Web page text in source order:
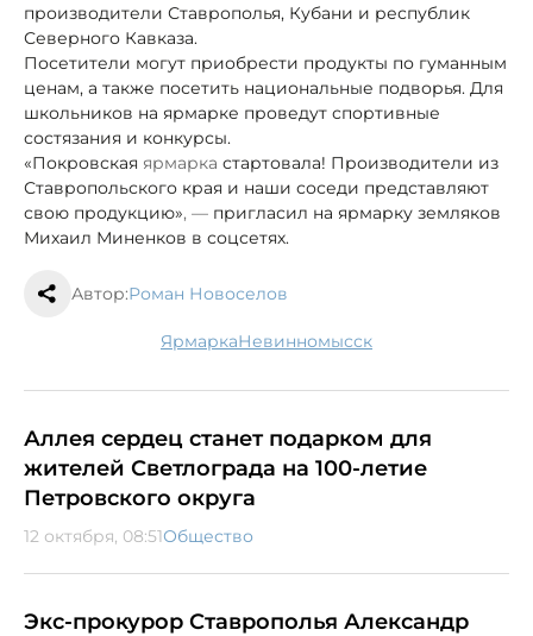
производители Ставрополья, Кубани и республик
Северного Кавказа.
Посетители могут приобрести продукты по гуманным
ценам, а также посетить национальные подворья. Для
школьников на ярмарке проведут спортивные
состязания и конкурсы.
«Покровская ярмарка стартовала! Производители из
Ставропольского края и наши соседи представляют
свою продукцию», — пригласил на ярмарку земляков
Михаил Миненков в соцсетях.
Автор:Роман Новоселов
ярмарка Невинномысск
Аллея сердец станет подарком для
жителей Светлограда на 100-летие
Петровского округа
12 октября, 08:51Общество
Экс-прокурор Ставрополья Александр